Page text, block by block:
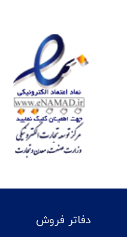
دفاتر فروش